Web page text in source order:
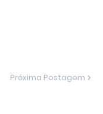
Próxima Postagem